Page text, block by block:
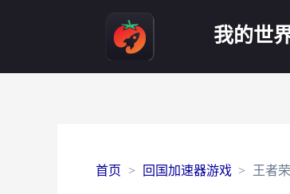
我的世
首页 回国加速器游戏 王者